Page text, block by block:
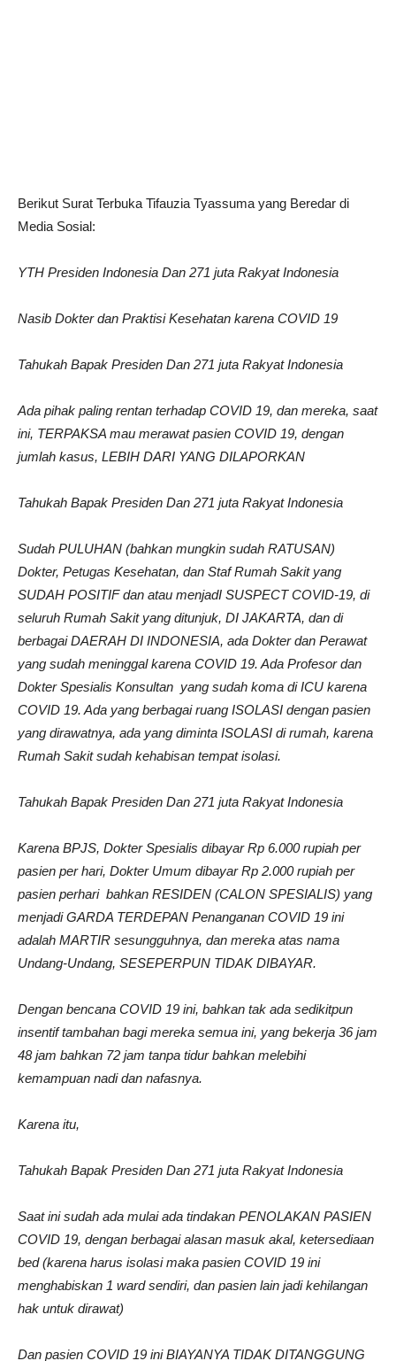
Berikut Surat Terbuka Tifauzia Tyassuma yang Beredar di
Media Sosial:
YTH Presiden Indonesia Dan 271 juta Rakyat Indonesia
Nasib Dokter dan Praktisi Kesehatan karena COVID 19
Tahukah Bapak Presiden Dan 271 juta Rakyat Indonesia
Ada pihak paling rentan terhadap COVID 19, dan mereka, saat
ini, TERPAKSA mau merawat pasien COVID 19, dengan
jumlah kasus, LEBIH DARI YANG DILAPORKAN
Tahukah Bapak Presiden Dan 271 juta Rakyat Indonesia
Sudah PULUHAN (bahkan mungkin sudah RATUSAN)
Dokter, Petugas Kesehatan, dan Staf Rumah Sakit yang
SUDAH POSITIF dan atau menjadI SUSPECT COVID-19, di
seluruh Rumah Sakit yang ditunjuk, DI JAKARTA, dan di
berbagai DAERAH DI INDONESIA, ada Dokter dan Perawat
yang sudah meninggal karena COVID 19. Ada Profesor dan
Dokter Spesialis Konsultan yang sudah koma di ICU karena
COVID 19. Ada yang berbagai ruang ISOLASI dengan pasien
yang dirawatnya, ada yang diminta ISOLASI di rumah, karena
Rumah Sakit sudah kehabisan tempat isolasi.
Tahukah Bapak Presiden Dan 271 juta Rakyat Indonesia
Karena BPJS, Dokter Spesialis dibayar Rp 6.000 rupiah per
pasien per hari, Dokter Umum dibayar Rp 2.000 rupiah per
pasien perhari bahkan RESIDEN (CALON SPESIALIS) yang
menjadi GARDA TERDEPAN Penanganan COVID 19 ini
adalah MARTIR sesungguhnya, dan mereka atas nama
Undang-Undang, SESEPERPUN TIDAK DIBAYAR.
Dengan bencana COVID 19 ini, bahkan tak ada sedikitpun
insentif tambahan bagi mereka semua ini, yang bekerja 36 jam
48 jam bahkan 72 jam tanpa tidur bahkan melebihi
kemampuan nadi dan nafasnya.
Karena itu,
Tahukah Bapak Presiden Dan 271 juta Rakyat Indonesia
Saat ini sudah ada mulai ada tindakan PENOLAKAN PASIEN
COVID 19, dengan berbagai alasan masuk akal, ketersediaan
bed (karena harus isolasi maka pasien COVID 19 ini
menghabiskan 1 ward sendiri, dan pasien lain jadi kehilangan
hak untuk dirawat)
Dan pasien COVID 19 ini BIAYANYA TIDAK DITANGGUNG